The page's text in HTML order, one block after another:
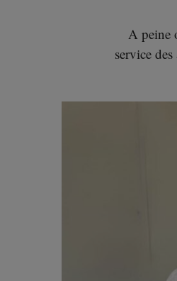
A peine
service